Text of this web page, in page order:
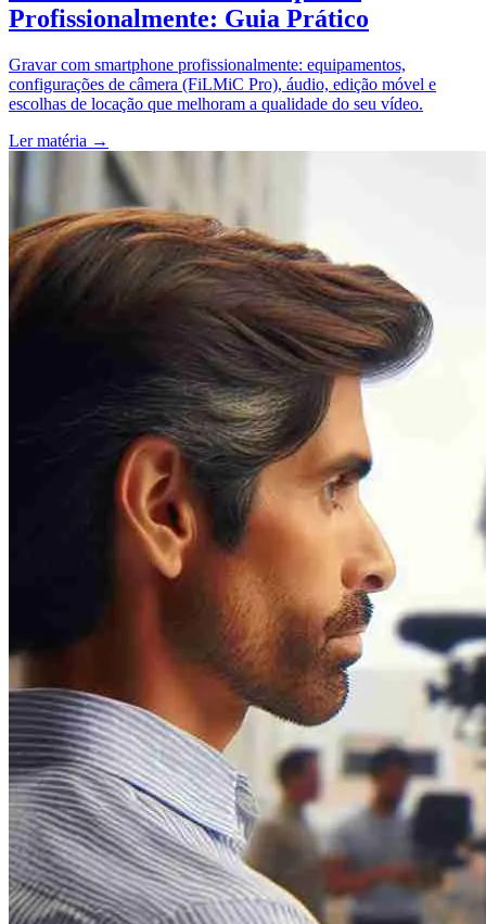
Profissionalmente: Guia Prático
Gravar com smartphone profissionalmente: equipamentos,
configurações de câmera (FiLMiC Pro), áudio, edição móvel e
escolhas de locação que melhoram a qualidade do seu vídeo.
Ler matéria →